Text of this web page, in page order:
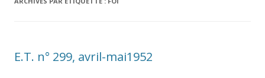
E.T. n° 299, avril-mai1952